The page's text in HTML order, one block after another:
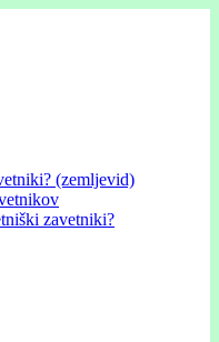
(zemljevid)
zavetniki?